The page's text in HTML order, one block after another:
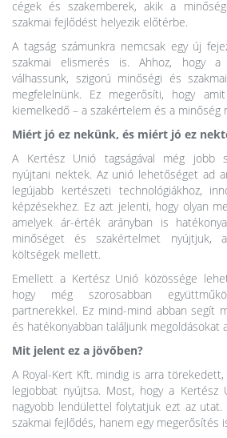
cégek és szakemberek, akik a
szakmai fejlődést helyezik előtérbe.
A tagság számunkra nemcsak egy új
szakmai elismerés is. Ahhoz, hogy a
válhassunk, szigorú minőségi és
megfelelnünk. Ez megerősíti, hogy
kiemelkedő – a szakértelem és a minőség
Miért jó ez nekünk, és miért jó ez
A Kertész Unió tagságával még jobb
nyújtani nektek. Az unió lehetőséget ad
legújabb kertészeti technológiákhoz,
képzésekhez. Ez azt jelenti, hogy olyan
amelyek ár-érték arányban is
minőséget és szakértelmet nyújtjuk,
költségek mellett.
Emellett a Kertész Unió közössége
hogy még szorosabban
partnerekkel. Ez mind-mind abban segít
és hatékonyabban találjunk megoldásokat
Mit jelent ez a jövőben?
A Royal-Kert Kft. mindig is arra
legjobbat nyújtsa. Most, hogy a Kertész
nagyobb lendülettel folytatjuk ezt az utat.
szakmai fejlődés, hanem egy megerősítés